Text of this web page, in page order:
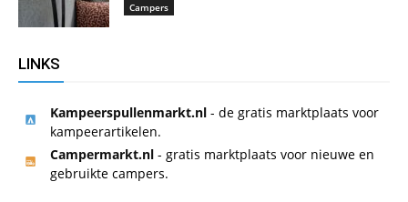
Campers
LINKS
Kampeerspullenmarkt.nl - de gratis marktplaats voor
kampeerartikelen.
Campermarkt.nl - gratis marktplaats voor nieuwe en
gebruikte campers.